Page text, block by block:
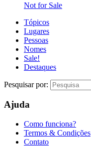
Not for Sale
Tópicos
Lugares
Pessoas
Nomes
Sale!
Destaques
Pesquisar por:
Ajuda
Como funciona?
Termos & Condições
Contato